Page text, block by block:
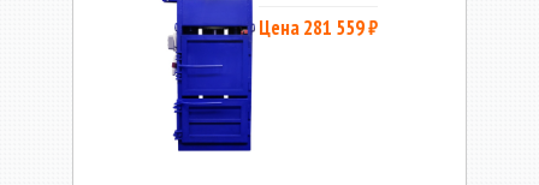
Цена 281 559 ₽